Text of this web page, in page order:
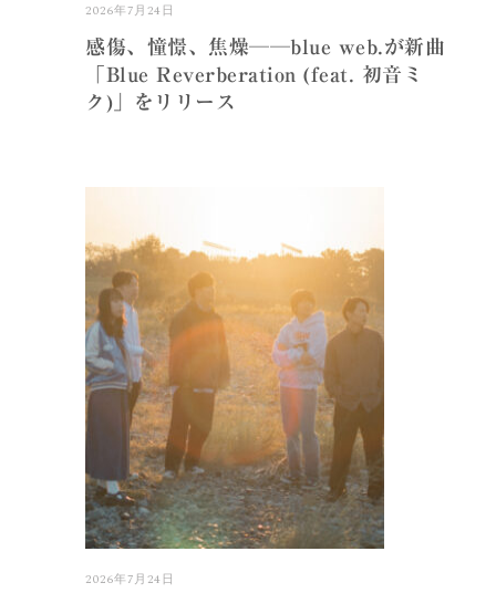
2026年7月24日
感傷、憧憬、焦燥──blue web.が新曲
「Blue Reverberation (feat. 初音ミ
ク)」をリリース
2026年7月24日